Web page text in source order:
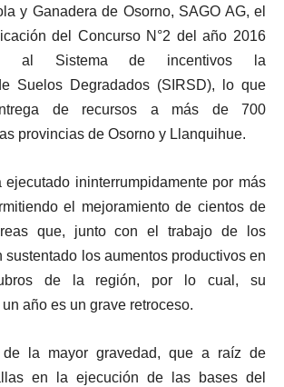
y Ganadera de Osorno, SAGO AG, el
del Concurso N°2 del año 2016
al Sistema de incentivos la
Suelos Degradados (SIRSD), lo que
de recursos a más de 700
provincias de Osorno y Llanquihue.
ininterrumpidamente por más
el mejoramiento de cientos de
que, junto con el trabajo de los
sustentado los aumentos productivos en
de la región, por lo cual, su
año es un grave retroceso.
de la mayor gravedad, que a raíz de
en la ejecución de las bases del